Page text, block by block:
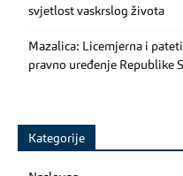
svjetlost vaskrslog života
Mazalica: Licemjerna i
pravno uređenje Republike
Kategorije